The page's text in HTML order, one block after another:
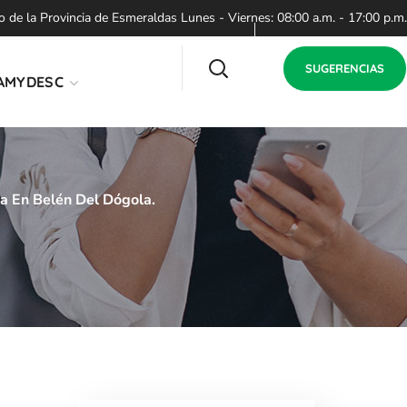
la Provincia de Esmeraldas Lunes - Viernes: 08:00 a.m. - 17:00 p.m.
SUGERENCIAS
En Belén Del Dógola.